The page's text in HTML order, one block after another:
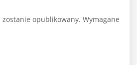
opublikowany. Wymagane